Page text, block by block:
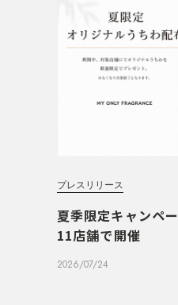
プレスリリース
夏季限定キャンペ
11店舗で開催
2026/07/24